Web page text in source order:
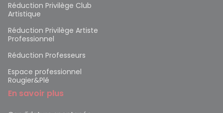
Réduction Privilège Club
Artistique
Réduction Privilège Artiste
Professionnel
Réduction Professeurs
Espace professionnel
Rougier&Plé
En savoir plus